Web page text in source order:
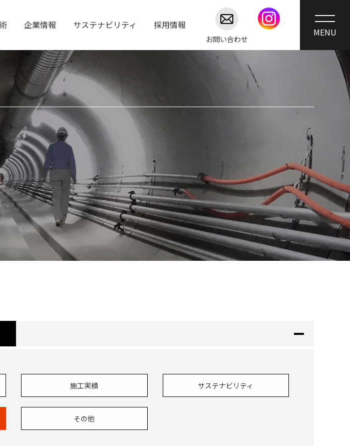
企業情報 サステナビリティ 採用情報
お問い合わせ
施工実績 サステナビリティ
その他